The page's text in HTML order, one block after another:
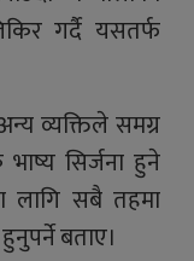
गर्दै यसतर्फ
व्यक्तिले समग्र
भाष्य सिर्जना हुने
लागि सबै तहमा
बताए।